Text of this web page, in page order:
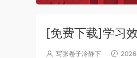
[免费下载]学习
写张卷子冷静下